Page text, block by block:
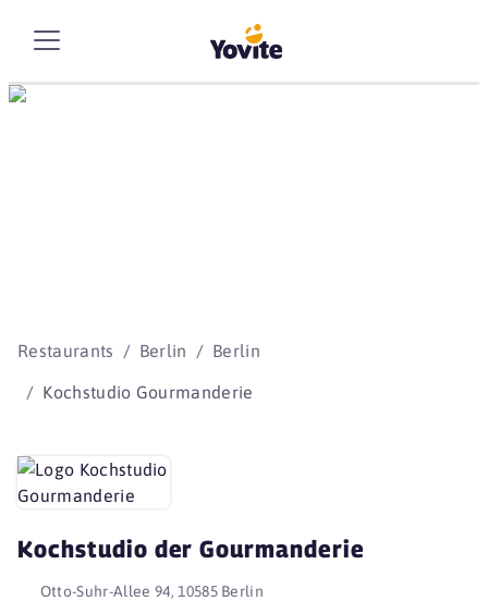
Restaurants Berlin Berlin
Kochstudio Gourmanderie
Kochstudio der Gourmanderie
Otto-Suhr-Allee 94, 10585 Berlin